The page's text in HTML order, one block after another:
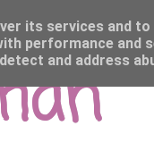
its services and to
performance
and address